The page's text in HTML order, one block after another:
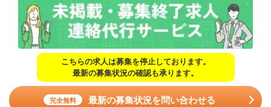
こちらの求人は募集を停止しております。
最新の募集状況の確認も承ります。
完全無料 最新の募集状況を問い合わせる